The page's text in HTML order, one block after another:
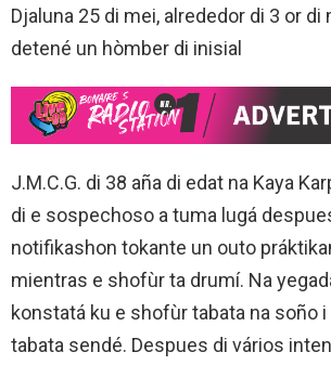
Djaluna 25 di mei, alrededor di 3 or di
detené un hòmber di inisial
J.M.C.G. di 38 aña di edat na Kaya
di e sospechoso a tuma lugá
notifikashon tokante un outo
mientras e shofùr ta drumí. Na
konstatá ku e shofùr tabata na soño
tabata sendé. Despues di vários